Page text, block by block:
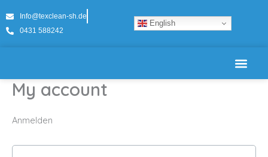
Inhalt
springen
Info@texclean-sh.de
0431 588242
English
My account
Anmelden
ErforderlichErforderlich